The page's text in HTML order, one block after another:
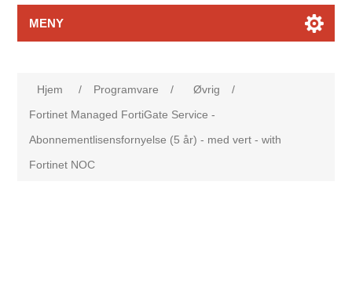
MENY
Hjem / Programvare / Øvrig
/
Fortinet Managed FortiGate Service -
Abonnementlisensfornyelse (5 år) - med vert - with
Fortinet NOC